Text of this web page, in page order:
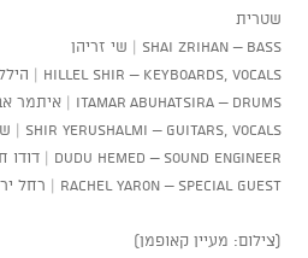
שטרית
Shai Zrihan – Bass | שי זריהן
Hillel Shir – Keyboards, Vocals | הילל שיר
Itamar Abuhatsira – Drums | איתמר אבוחצירא
Shir Yerushalmi – Guitars, Vocals | שיר ירושלמי
Dudu Hemed – Sound Engineer | דודו חמד
Rachel Yaron – Special Guest | רחל ירון
(צילום: מעיין קאופמן)